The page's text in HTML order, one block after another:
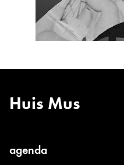
Huis Mus
agenda